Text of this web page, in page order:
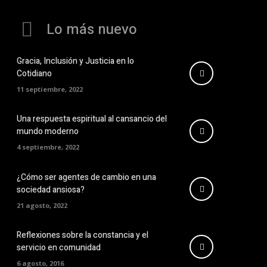
Lo más nuevo
Gracia, Inclusión y Justicia en lo
Cotidiano
11 septiembre, 2022
Una respuesta espiritual al cansancio del
mundo moderno
4 septiembre, 2022
¿Cómo ser agentes de cambio en una
sociedad ansiosa?
21 agosto, 2022
Reflexiones sobre la constancia y el
servicio en comunidad
6 agosto, 2016